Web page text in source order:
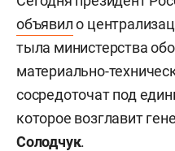
объявило
тыла министерства
материально-
сосредоточат под
которое возглавит
Солодчук.